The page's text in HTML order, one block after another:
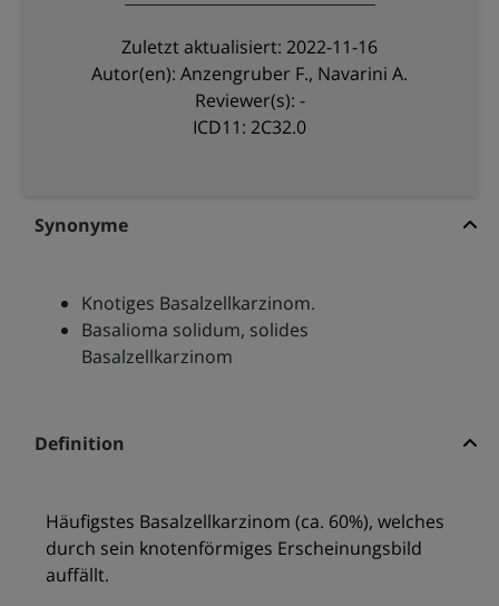
Zuletzt aktualisiert: 2022-11-16
Autor(en): Anzengruber F., Navarini A.
Reviewer(s): -
ICD11: 2C32.0
Synonyme
Knotiges Basalzellkarzinom.
Basalioma solidum, solides
Basalzellkarzinom
Definition
Häufigstes Basalzellkarzinom (ca. 60%), welches
durch sein knotenförmiges Erscheinungsbild
auffällt.